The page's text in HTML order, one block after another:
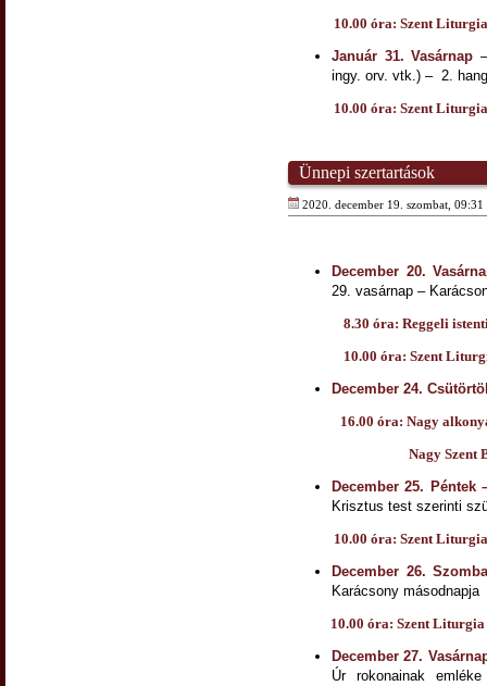
10.00 óra: Szent Liturgia
Január 31. Vasárnap
ingy. orv. vtk.) – 2. hang
10.00 óra: Szent Liturgia
Ünnepi szertartások
2020. december 19. szombat,
December 20.
29. vasárnap –
8.30 óra: Reggeli
10.00 óra: Szent
December 24.
16.00 óra: Nagy
Nagy Szent Bazil
December 25. Péntek
Krisztus test szerinti
10.00 óra: Szent Liturgia
December 26.
Karácsony másodnapja
10.00 óra: Szent Liturgia
December 27.
Úr rokonainak